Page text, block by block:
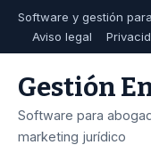
Software y gestión
Aviso legal
Gestión
Software para
marketing jurídico